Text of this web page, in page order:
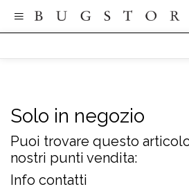
Solo in negozio
Puoi trovare questo
nostri punti vendita:
Info contatti